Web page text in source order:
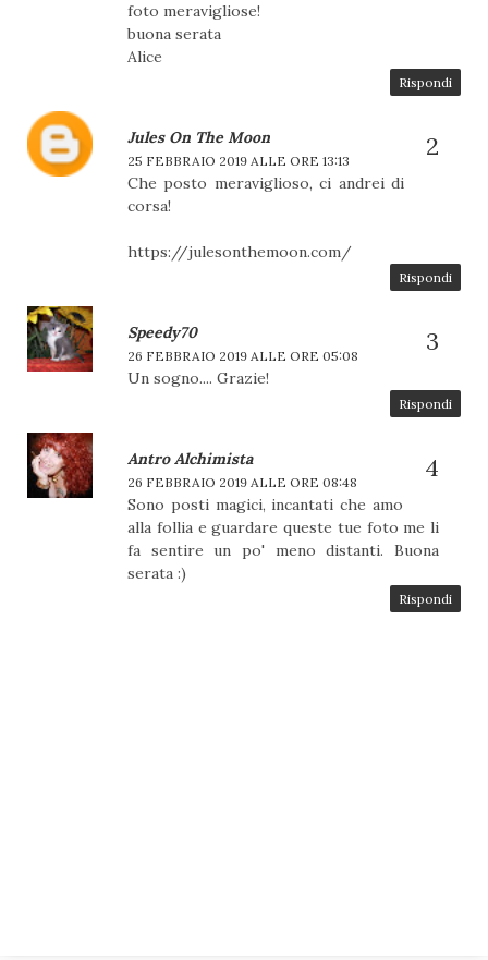
foto meravigliose!
buona serata
Alice
Rispondi
Jules On The Moon
25 FEBBRAIO 2019 ALLE ORE 13:13
Che posto meraviglioso, ci andrei di
corsa!
https://julesonthemoon.com/
Rispondi
Speedy70
26 FEBBRAIO 2019 ALLE ORE 05:08
Un sogno.... Grazie!
Rispondi
Antro Alchimista
26 FEBBRAIO 2019 ALLE ORE 08:48
Sono posti magici, incantati che amo
alla follia e guardare queste tue foto me li
fa sentire un po' meno distanti. Buona
serata :)
Rispondi